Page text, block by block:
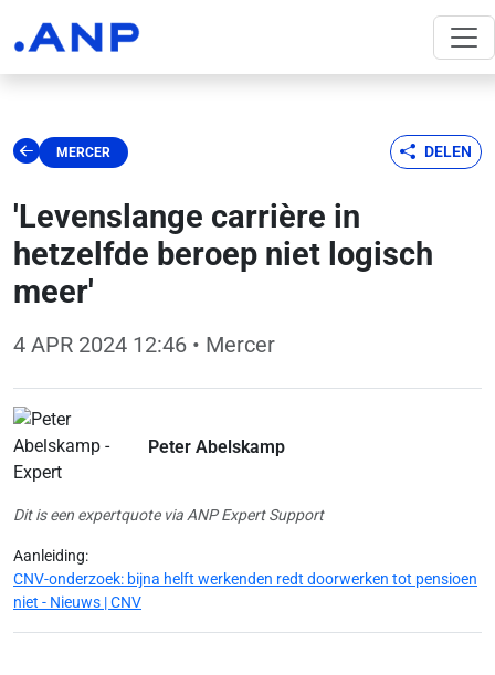
MERCER DELEN
'Levenslange carrière in
hetzelfde beroep niet logisch
meer'
4 APR 2024 12:46 • Mercer
Peter Abelskamp
Dit is een expertquote via ANP Expert Support
Aanleiding:
CNV-onderzoek: bijna helft werkenden redt doorwerken tot pensioen
niet - Nieuws | CNV